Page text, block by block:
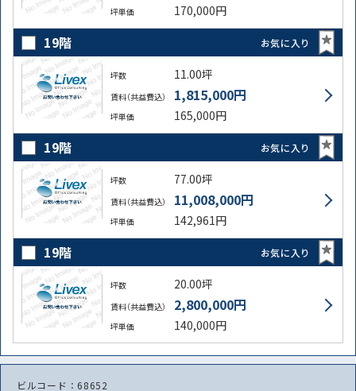
坪単価 170,000円
19階 お気に入り
坪数 11.00坪
賃料（共益費込） 1,815,000円
坪単価 165,000円
19階 お気に入り
坪数 77.00坪
賃料（共益費込） 11,008,000円
坪単価 142,961円
19階 お気に入り
坪数 20.00坪
賃料（共益費込） 2,800,000円
坪単価 140,000円
ビルコード：68652